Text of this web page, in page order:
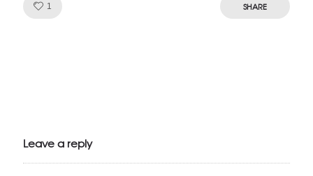
1 SHARE
Leave a reply